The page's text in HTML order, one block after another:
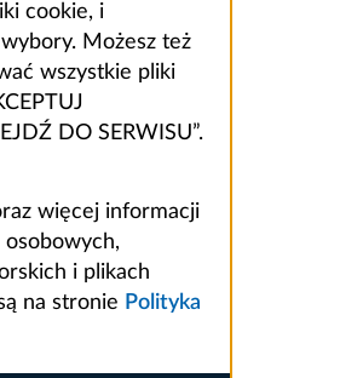
cookie, i
Możesz też
wszystkie pliki
DO SERWISU”.
więcej informacji
i plikach
na stronie Polityka